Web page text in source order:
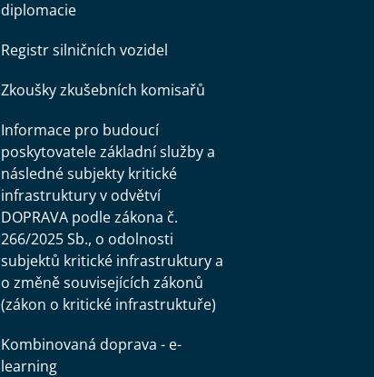
diplomacie
Registr silničních vozidel
Zkoušky zkušebních komisařů
Informace pro budoucí
poskytovatele základní služby a
následné subjekty kritické
infrastruktury v odvětví
DOPRAVA podle zákona č.
266/2025 Sb., o odolnosti
subjektů kritické infrastruktury a
o změně souvisejících zákonů
(zákon o kritické infrastruktuře)
Kombinovaná doprava - e-
learning